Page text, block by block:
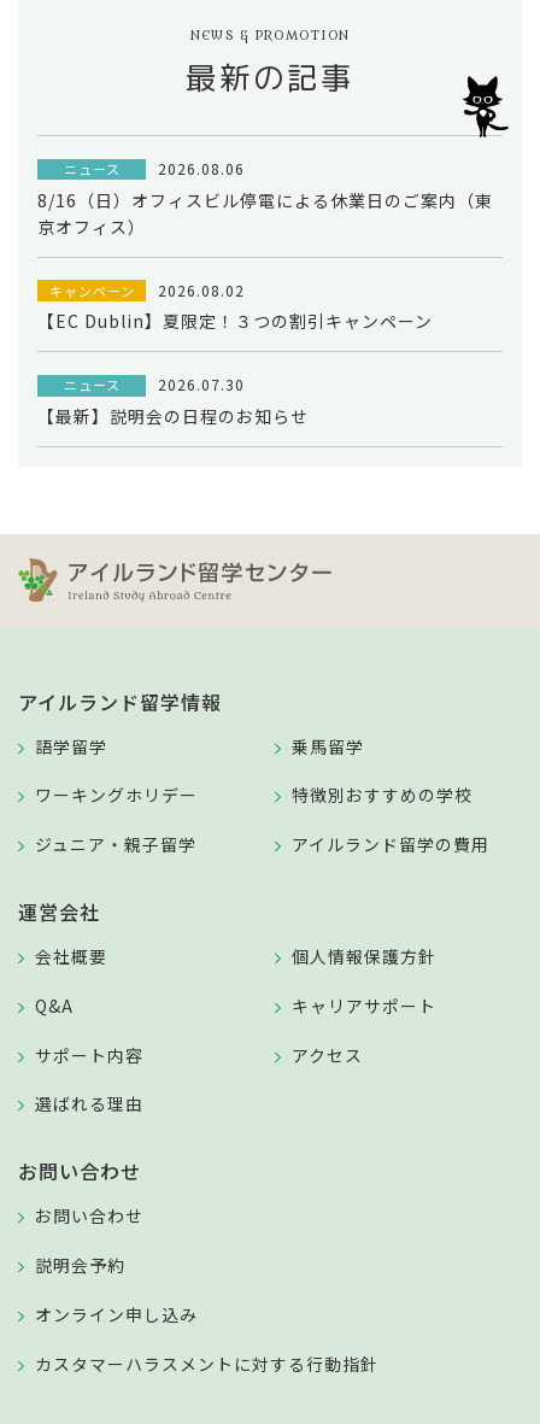
NEWS & PROMOTION
最新の記事
ニュース 2026.08.06
8/16（日）オフィスビル停電による休業日のご案内（東
京オフィス）
キャンペーン 2026.08.02
【EC Dublin】夏限定！３つの割引キャンペーン
ニュース 2026.07.30
【最新】説明会の日程のお知らせ
アイルランド留学情報
語学留学
ワーキングホリデー
ジュニア・親子留学
乗馬留学
特徴別おすすめの学校
アイルランド留学の費用
運営会社
会社概要
Q&A
サポート内容
選ばれる理由
個人情報保護方針
キャリアサポート
アクセス
お問い合わせ
お問い合わせ
説明会予約
オンライン申し込み
カスタマーハラスメントに対する行動指針